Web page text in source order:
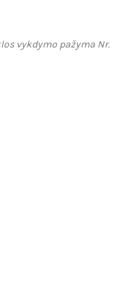
vykdymo pažyma Nr.